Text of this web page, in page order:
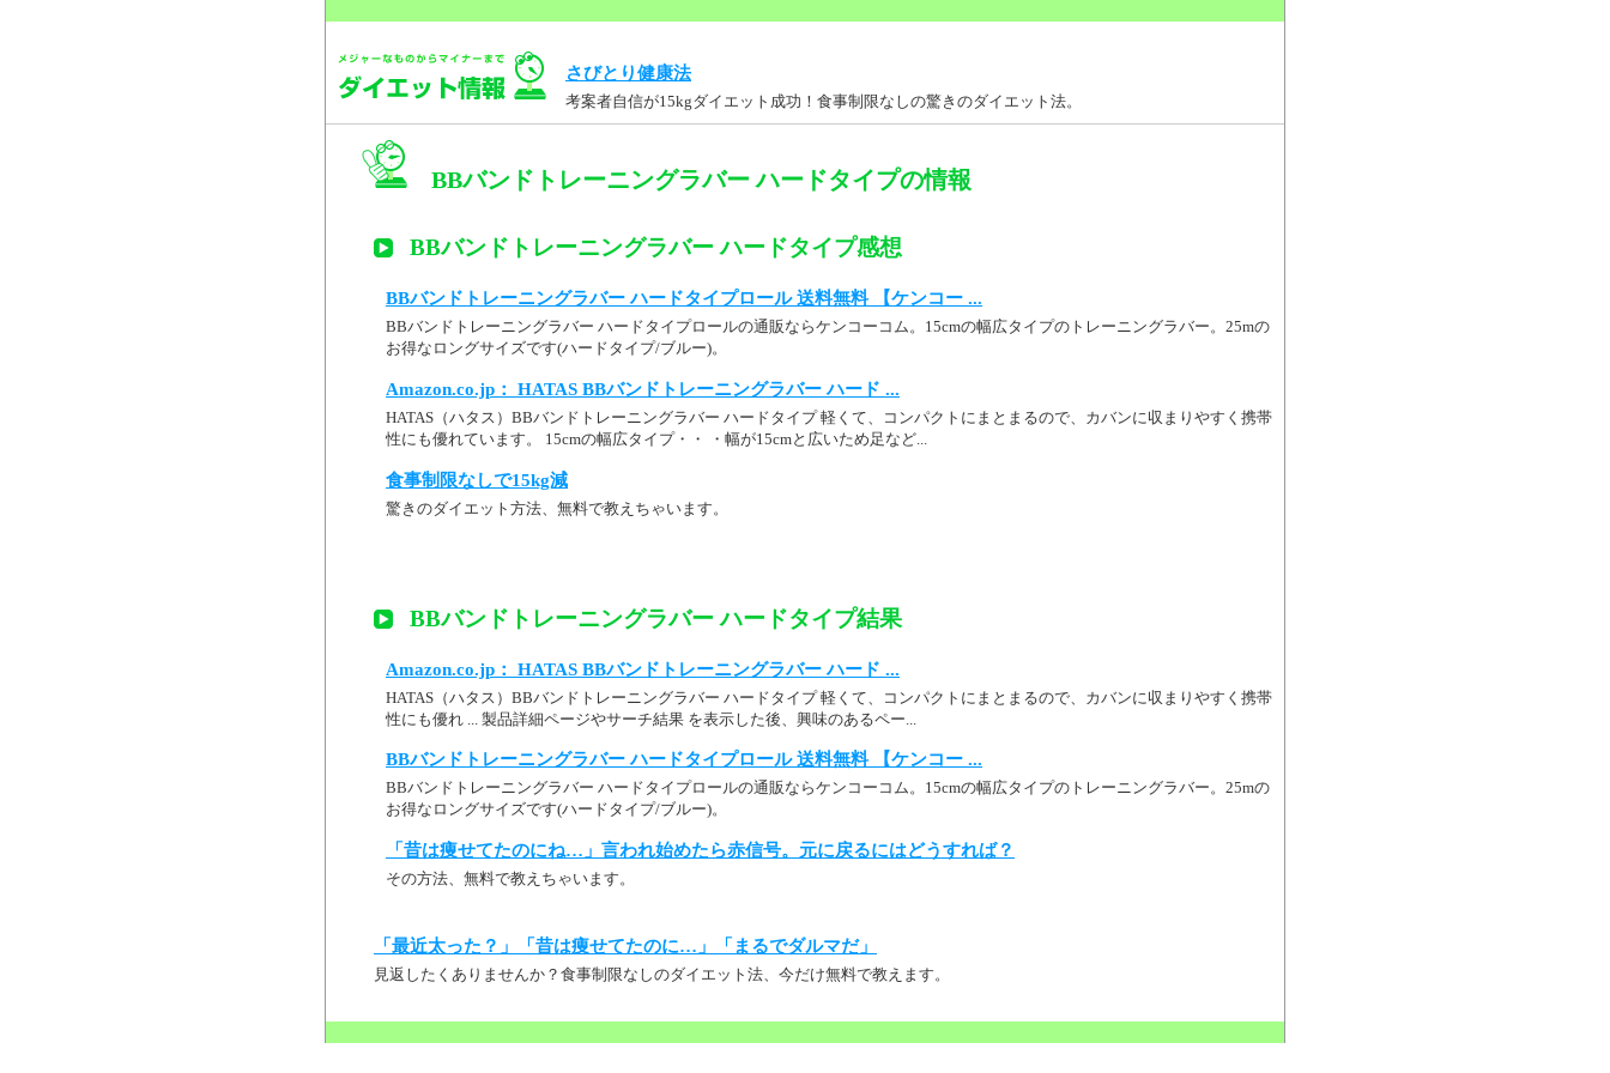
さびとり健康法
考案者自信が15kgダイエット成功！食事制限なしの驚きのダイエット法。
BBバンドトレーニングラバー ハードタイプの情報
BBバンドトレーニングラバー ハードタイプ感想
BBバンドトレーニングラバー ハードタイプロール 送料無料 【ケンコー ...
BBバンドトレーニングラバー ハードタイプロールの通販ならケンコーコム。15cmの幅広タイプのトレーニングラバー。25mの
お得なロングサイズです(ハードタイプ/ブルー)。
Amazon.co.jp： HATAS BBバンドトレーニングラバー ハード ...
HATAS（ハタス）BBバンドトレーニングラバー ハードタイプ 軽くて、コンパクトにまとまるので、カバンに収まりやすく携帯
性にも優れています。 15cmの幅広タイプ・・ ・幅が15cmと広いため足など...
食事制限なしで15kg減
驚きのダイエット方法、無料で教えちゃいます。
BBバンドトレーニングラバー ハードタイプ結果
Amazon.co.jp： HATAS BBバンドトレーニングラバー ハード ...
HATAS（ハタス）BBバンドトレーニングラバー ハードタイプ 軽くて、コンパクトにまとまるので、カバンに収まりやすく携帯
性にも優れ ... 製品詳細ページやサーチ結果 を表示した後、興味のあるペー...
BBバンドトレーニングラバー ハードタイプロール 送料無料 【ケンコー ...
BBバンドトレーニングラバー ハードタイプロールの通販ならケンコーコム。15cmの幅広タイプのトレーニングラバー。25mの
お得なロングサイズです(ハードタイプ/ブルー)。
「昔は痩せてたのにね…」言われ始めたら赤信号。元に戻るにはどうすれば？
その方法、無料で教えちゃいます。
「最近太った？」「昔は痩せてたのに…」「まるでダルマだ」
見返したくありませんか？食事制限なしのダイエット法、今だけ無料で教えます。